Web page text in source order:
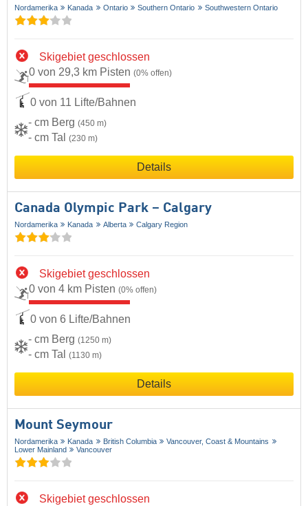
Nordamerika Kanada Ontario Southern Ontario Southwestern Ontario
Skigebiet geschlossen
0 von 29,3 km Pisten (0% offen)
0 von 11 Lifte/Bahnen
- cm Berg (450 m)
- cm Tal (230 m)
Details
Canada Olympic Park – Calgary
Nordamerika Kanada Alberta Calgary Region
Skigebiet geschlossen
0 von 4 km Pisten (0% offen)
0 von 6 Lifte/Bahnen
- cm Berg (1250 m)
- cm Tal (1130 m)
Details
Mount Seymour
Nordamerika Kanada British Columbia
Vancouver, Coast & Mountains
Lower Mainland
Vancouver
Skigebiet geschlossen